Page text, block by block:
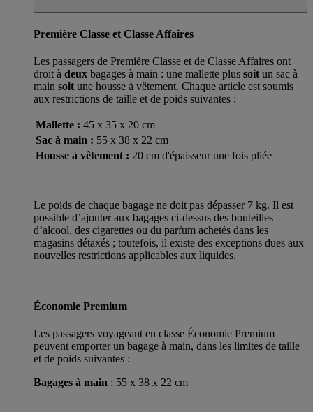
Première Classe et Classe Affaires
Les passagers de Première Classe et de Classe Affaires ont
droit à deux bagages à main : une mallette plus soit un sac à
main soit une housse à vêtement. Chaque article est soumis
aux restrictions de taille et de poids suivantes :
Mallette : 45 x 35 x 20 cm
Sac à main : 55 x 38 x 22 cm
Housse à vêtement : 20 cm d'épaisseur une fois pliée
Le poids de chaque bagage ne doit pas dépasser 7 kg. Il est
possible d’ajouter aux bagages ci-dessus des bouteilles
d’alcool, des cigarettes ou du parfum achetés dans les
magasins détaxés ; toutefois, il existe des exceptions dues aux
nouvelles restrictions applicables aux liquides.
Économie Premium
Les passagers voyageant en classe Économie Premium
peuvent emporter un bagage à main, dans les limites de taille
et de poids suivantes :
Bagages à main : 55 x 38 x 22 cm